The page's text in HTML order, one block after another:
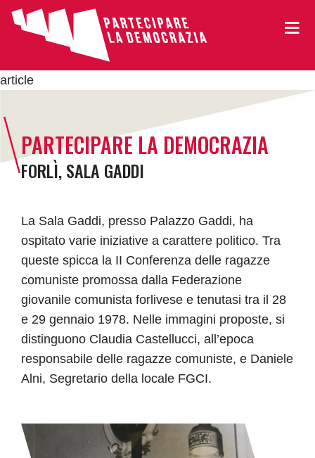
article
PARTECIPARE LA DEMOCRAZIA
FORLÌ, SALA GADDI
La Sala Gaddi, presso Palazzo Gaddi, ha
ospitato varie iniziative a carattere politico. Tra
queste spicca la II Conferenza delle ragazze
comuniste promossa dalla Federazione
giovanile comunista forlivese e tenutasi tra il 28
e 29 gennaio 1978. Nelle immagini proposte, si
distinguono Claudia Castellucci, all’epoca
responsabile delle ragazze comuniste, e Daniele
Alni, Segretario della locale FGCI.